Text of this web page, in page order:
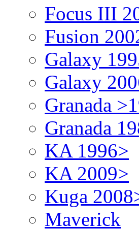
Focus III
Fusion
Galaxy
Galaxy
Granada
Granada
KA 1996>
KA 2009>
Kuga
Maverick